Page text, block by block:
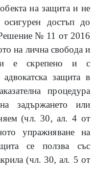
на защита и не
достъп до
№ 11 от 2016
на лична свобода и
е скрепено и с
защита в
процедура
задържането или
(чл. 30, ал. 4 от
упражняване на
се ползва със
(чл. 30, ал. 5 от